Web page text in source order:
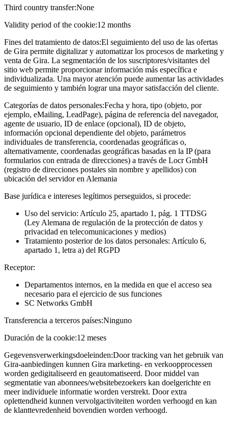
Third country transfer:None
Validity period of the cookie:12 months
Fines del tratamiento de datos:El seguimiento del uso de las ofertas
de Gira permite digitalizar y automatizar los procesos de marketing y
venta de Gira. La segmentación de los suscriptores/visitantes del
sitio web permite proporcionar información más específica e
individualizada. Una mayor atención puede aumentar las actividades
de seguimiento y también lograr una mayor satisfacción del cliente.
Categorías de datos personales:Fecha y hora, tipo (objeto, por
ejemplo, eMailing, LeadPage), página de referencia del navegador,
agente de usuario, ID de enlace (opcional), ID de objeto,
información opcional dependiente del objeto, parámetros
individuales de transferencia, coordenadas geográficas o,
alternativamente, coordenadas geográficas basadas en la IP (para
formularios con entrada de direcciones) a través de Locr GmbH
(registro de direcciones postales sin nombre y apellidos) con
ubicación del servidor en Alemania
Base jurídica e intereses legítimos perseguidos, si procede:
Uso del servicio: Artículo 25, apartado 1, pág. 1 TTDSG
(Ley Alemana de regulación de la protección de datos y
privacidad en telecomunicaciones y medios)
Tratamiento posterior de los datos personales: Artículo 6,
apartado 1, letra a) del RGPD
Receptor:
Departamentos internos, en la medida en que el acceso sea
necesario para el ejercicio de sus funciones
SC Networks GmbH
Transferencia a terceros países:Ninguno
Duración de la cookie:12 meses
Gegevensverwerkingsdoeleinden:Door tracking van het gebruik van
Gira-aanbiedingen kunnen Gira marketing- en verkoopprocessen
worden gedigitaliseerd en geautomatiseerd. Door middel van
segmentatie van abonnees/websitebezoekers kan doelgerichte en
meer individuele informatie worden verstrekt. Door extra
oplettendheid kunnen vervolgactiviteiten worden verhoogd en kan
de klanttevredenheid bovendien worden verhoogd.